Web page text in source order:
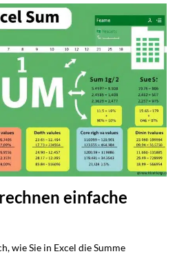
einfache
wie Sie in Excel die Summe